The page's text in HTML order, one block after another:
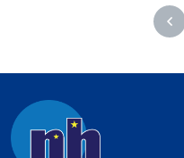
(Boóc-đô). Hàng bao 25kg